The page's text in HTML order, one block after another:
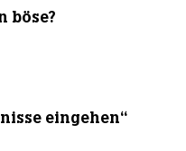
böse?
eingehen“